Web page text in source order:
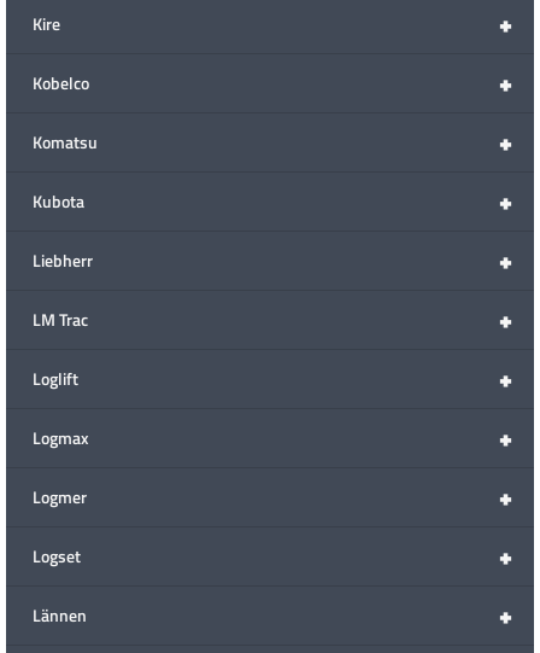
+
Kire
+
Kobelco
+
Komatsu
+
Kubota
+
Liebherr
+
LM Trac
+
Loglift
+
Logmax
+
Logmer
+
Logset
+
Lännen